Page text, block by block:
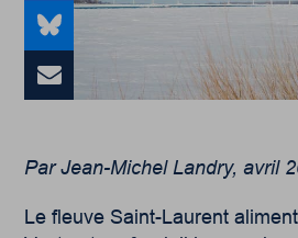
Par Jean-Michel Landry, avril
Le fleuve Saint-Laurent